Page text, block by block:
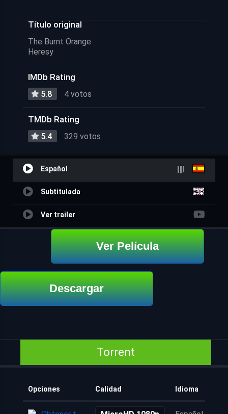
Título original
The Burnt Orange
Heresy
IMDb Rating
5.8 4 votos
TMDb Rating
5.4 329 votos
Español
Subtitulada
Ver trailer
Ver Película
Descargar
Torrent
Opciones Calidad Idioma